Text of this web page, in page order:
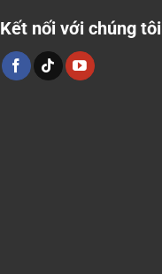
Kết nối với chúng tôi